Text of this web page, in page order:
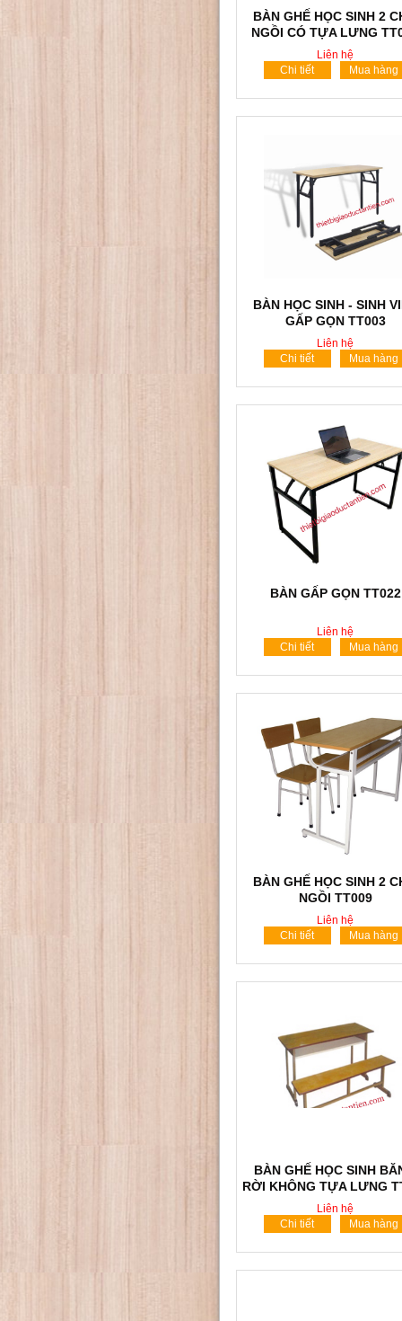
BÀN GHẾ HỌC SINH 2
NGỒI CÓ TỰA LƯNG
Liên hệ
Chi tiết
Mua hàng
BÀN HỌC SINH - SINH
GẤP GỌN TT003
Liên hệ
Chi tiết
Mua hàng
BÀN GẤP GỌN TT022
Liên hệ
Chi tiết
Mua hàng
BÀN GHẾ HỌC SINH 2
NGỒI TT009
Liên hệ
Chi tiết
Mua hàng
BÀN GHẾ HỌC SINH
RỜI KHÔNG TỰA LƯNG
Liên hệ
Chi tiết
Mua hàng